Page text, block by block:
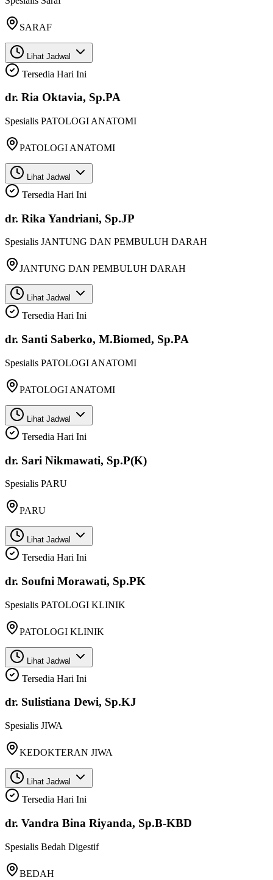
SARAF
Lihat Jadwal
Tersedia Hari Ini
dr. Ria Oktavia, Sp.PA
Spesialis PATOLOGI ANATOMI
PATOLOGI ANATOMI
Lihat Jadwal
Tersedia Hari Ini
dr. Rika Yandriani, Sp.JP
Spesialis JANTUNG DAN PEMBULUH DARAH
JANTUNG DAN PEMBULUH DARAH
Lihat Jadwal
Tersedia Hari Ini
dr. Santi Saberko, M.Biomed, Sp.PA
Spesialis PATOLOGI ANATOMI
PATOLOGI ANATOMI
Lihat Jadwal
Tersedia Hari Ini
dr. Sari Nikmawati, Sp.P(K)
Spesialis PARU
PARU
Lihat Jadwal
Tersedia Hari Ini
dr. Soufni Morawati, Sp.PK
Spesialis PATOLOGI KLINIK
PATOLOGI KLINIK
Lihat Jadwal
Tersedia Hari Ini
dr. Sulistiana Dewi, Sp.KJ
Spesialis JIWA
KEDOKTERAN JIWA
Lihat Jadwal
Tersedia Hari Ini
dr. Vandra Bina Riyanda, Sp.B-KBD
Spesialis Bedah Digestif
BEDAH